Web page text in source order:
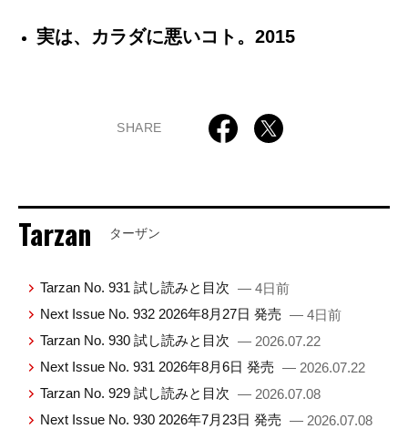
実は、カラダに悪いコト。2015
SHARE
Tarzan ターザン
Tarzan No. 931 試し読みと目次 — 4日前
Next Issue No. 932 2026年8月27日 発売 — 4日前
Tarzan No. 930 試し読みと目次 — 2026.07.22
Next Issue No. 931 2026年8月6日 発売 — 2026.07.22
Tarzan No. 929 試し読みと目次 — 2026.07.08
Next Issue No. 930 2026年7月23日 発売 — 2026.07.08